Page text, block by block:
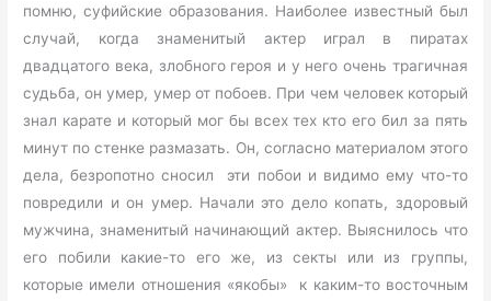
помню, суфийские образования. Наиболее известный был
случай, когда знаменитый актер играл в пиратах
двадцатого века, злобного героя и у него очень трагичная
судьба, он умер, умер от побоев. При чем человек который
знал карате и который мог бы всех тех кто его бил за пять
минут по стенке размазать. Он, согласно материалом этого
дела, безропотно сносил эти побои и видимо ему что-то
повредили и он умер. Начали это дело копать, здоровый
мужчина, знаменитый начинающий актер. Выяснилось что
его побили какие-то его же, из секты или из группы,
которые имели отношения «якобы» к каким-то восточным